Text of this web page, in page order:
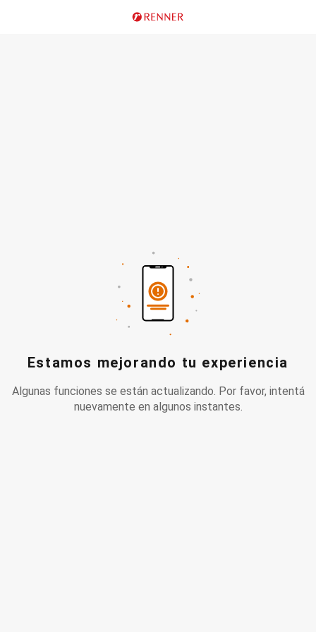
Estamos mejorando tu experiencia
Algunas funciones se están actualizando. Por favor, intentá
nuevamente en algunos instantes.